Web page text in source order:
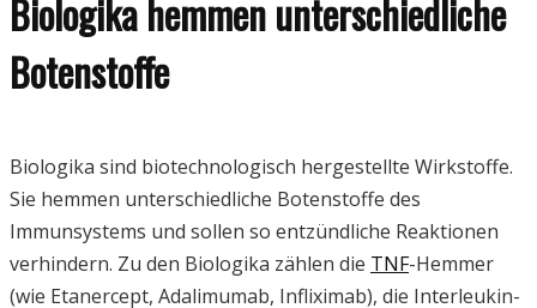
Biologika hemmen unterschiedliche
Botenstoffe
Biologika sind biotechnologisch hergestellte Wirkstoffe.
Sie hemmen unterschiedliche Botenstoffe des
Immunsystems und sollen so entzündliche Reaktionen
verhindern. Zu den Biologika zählen die TNF-Hemmer
(wie Etanercept, Adalimumab, Infliximab), die Interleukin-